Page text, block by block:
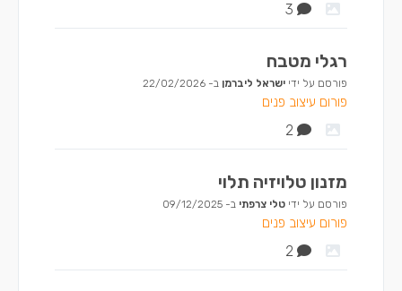
3
רגלי מטבח
פורסם על ידי ישראל ליברמן ב- 22/02/2026
פורום עיצוב פנים
2
מזנון טלויזיה תלוי
פורסם על ידי טלי צרפתי ב- 09/12/2025
פורום עיצוב פנים
2